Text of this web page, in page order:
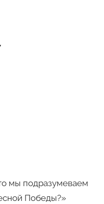
мы подразумеваем
Победы?»